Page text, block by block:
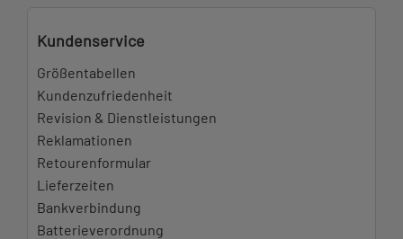
Kundenservice
Größentabellen
Kundenzufriedenheit
Revision & Dienstleistungen
Reklamationen
Retourenformular
Lieferzeiten
Bankverbindung
Batterieverordnung